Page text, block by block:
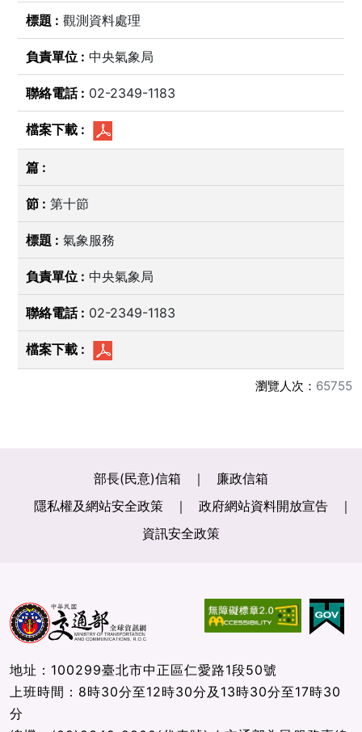
觀測資料處理
中央氣象局
02-2349-1183
第十節
氣象服務
中央氣象局
02-2349-1183
瀏覽人次： 65755
部長(民意)信箱
廉政信箱
隱私權及網站安全政策
政府網站資料開放宣告
資訊安全政策
地址：100299臺北市中正區仁愛路1段50號
上班時間：8時30分至12時30分及13時30分至17時30
分